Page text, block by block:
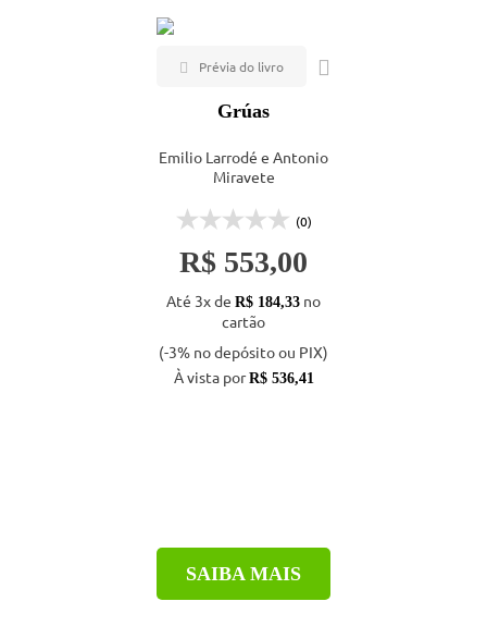
Grúas
Emilio Larrodé e Antonio
Miravete
(0)
R$ 553,00
Até 3x de R$ 184,33 no
cartão
(-3% no depósito ou PIX)
À vista porR$ 536,41
SAIBA MAIS